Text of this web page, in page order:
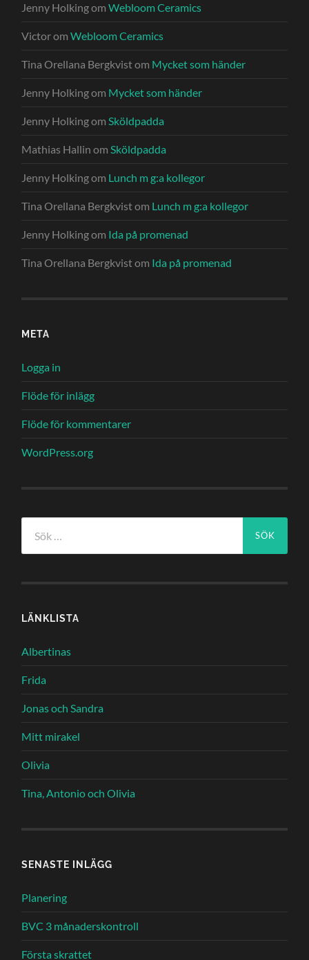
Jenny HolkingomWebloom Ceramics
VictoromWebloom Ceramics
Tina Orellana Bergkvistom Mycket som händer
Jenny Holkingom Mycket som händer
Jenny Holkingom Sköldpadda
Mathias Hallin om Sköldpadda
Jenny Holkingom Lunch m g:a kollegor
Tina Orellana Bergkvistom Lunch m g:a kollegor
Jenny Holkingom Ida på promenad
Tina Orellana Bergkvistom Ida på promenad
META
Logga in
Flöde för inlägg
Flöde för kommentarer
WordPress.org
efter:
LÄNKLISTA
Albertinas
Frida
Jonas och Sandra
Mitt mirakel
Olivia
Tina, Antonio och Olivia
SENASTE INLÄGG
Planering
BVC 3 månaderskontroll
Första skrattet